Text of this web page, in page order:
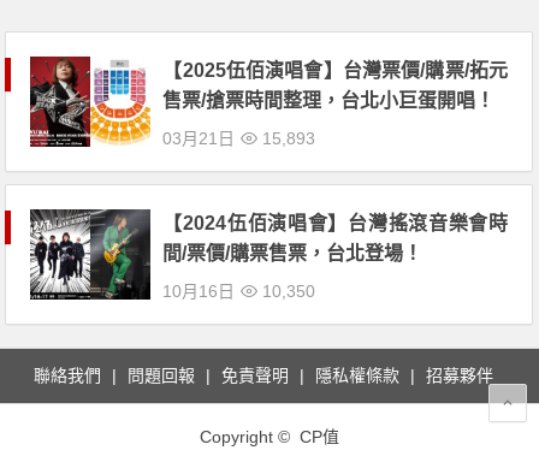
【2025伍佰演唱會】台灣票價/購票/拓元
售票/搶票時間整理，台北小巨蛋開唱！
03月21日 15,893
【2024伍佰演唱會】台灣搖滾音樂會時
間/票價/購票售票，台北登場！
10月16日 10,350
聯絡我們 問題回報 免責聲明 隱私權條款 招募夥伴
Copyright © CP值